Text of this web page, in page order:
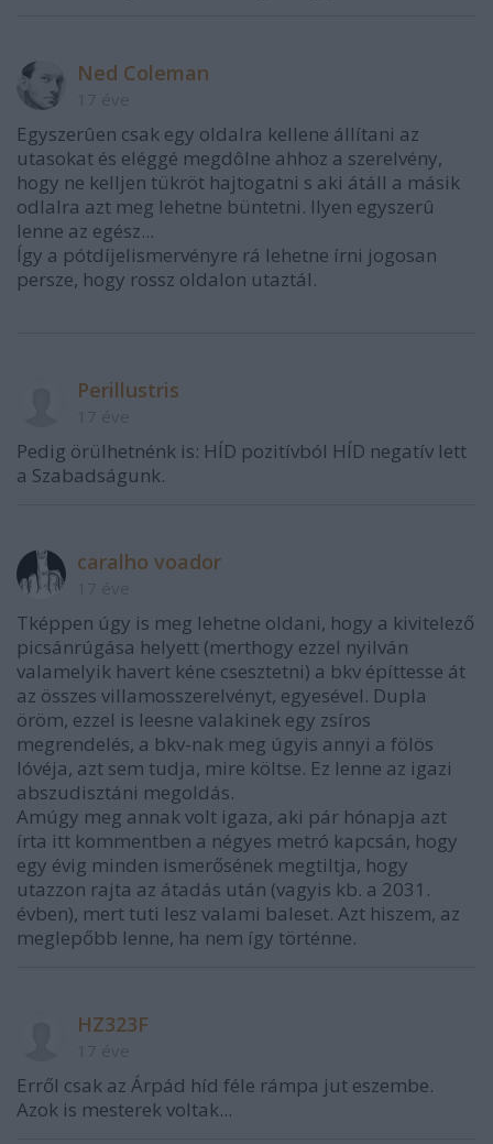
Ned Coleman
Egyszerûen csak egy oldalra kellene állítani az
utasokat és eléggé megdôlne ahhoz a szerelvény,
hogy ne kelljen tükröt hajtogatni s aki átáll a másik
odlalra azt meg lehetne büntetni. Ilyen egyszerû
lenne az egész...
Így a pótdíjelismervényre rá lehetne írni jogosan
persze, hogy rossz oldalon utaztál.
Perillustris
Pedig örülhetnénk is: HÍD pozitívból HÍD negatív lett
a Szabadságunk.
caralho voador
Tképpen úgy is meg lehetne oldani, hogy a kivitelező
picsánrúgása helyett (merthogy ezzel nyilván
valamelyik havert kéne csesztetni) a bkv építtesse át
az összes villamosszerelvényt, egyesével. Dupla
öröm, ezzel is leesne valakinek egy zsíros
megrendelés, a bkv-nak meg úgyis annyi a fölös
lóvéja, azt sem tudja, mire költse. Ez lenne az igazi
abszudisztáni megoldás.
Amúgy meg annak volt igaza, aki pár hónapja azt
írta itt kommentben a négyes metró kapcsán, hogy
egy évig minden ismerősének megtiltja, hogy
utazzon rajta az átadás után (vagyis kb. a 2031.
évben), mert tuti lesz valami baleset. Azt hiszem, az
meglepőbb lenne, ha nem így történne.
HZ323F
Erről csak az Árpád híd féle rámpa jut eszembe.
Azok is mesterek voltak...